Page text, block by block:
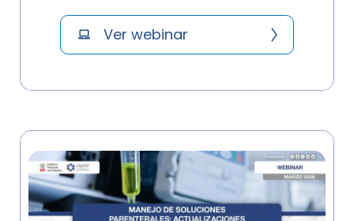
Ver webinar